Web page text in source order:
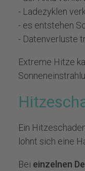
- Ladezyklen
- es entstehen
- Datenverluste
Extreme Hitze
Ein
lohnt sich eine
Bei einzelnen